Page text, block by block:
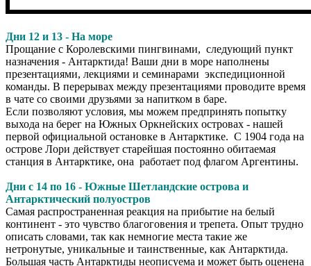
Дни 12 и 13 - На море
Прощание с Королевскими пингвинами, следующий пункт
назначения - Антарктида! Ваши дни в море наполнены
презентациями, лекциями и семинарами экспедиционной
команды. В перерывах между презентациями проводите время
в чате со своими друзьями за напитком в баре.
Если позволяют условия, мы можем предпринять попытку
выхода на берег на Южных Оркнейских островах - нашей
первой официальной остановке в Антарктике. С 1904 года на
острове Лори действует старейшая постоянно обитаемая
станция в Антарктике, она работает под флагом Аргентины.
Дни с 14 по 16 - Южные Шетландские острова и
Антарктический полуостров
Самая распространенная реакция на прибытие на белый
континент - это чувство благоговения и трепета. Опыт трудно
описать словами, так как немногие места такие же
нетронутые, уникальные и таинственные, как Антарктида.
Большая часть Антарктиды неописуема и может быть оценена